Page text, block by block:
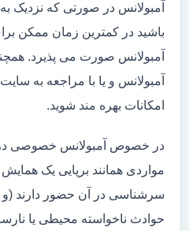
آمبولانس در صورتی که نزدیک
باشید در کمترین زمان ممکن
آمبولانس صورت می پذیرد.
آمبولانس و یا با مراجعه به
امکانات بهره مند شوید.
در خصوص آمبولانس خصوصی در
مواردی همانند برپایی یک
سرشناسی در آن حضور دارند (و
حوادث ناخواسته محیطی یا